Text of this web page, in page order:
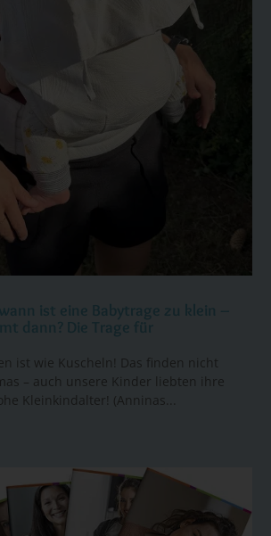
ist eine Babytrage zu klein –
dann? Die Trage für
ist wie Kuscheln! Das finden nicht
– auch unsere Kinder liebten ihre
Kleinkindalter! (Anninas...